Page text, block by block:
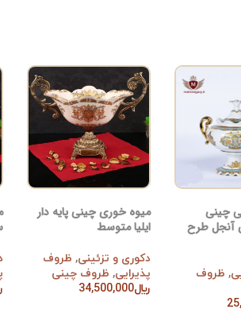
چینی
آنجل طرح
, ظروف
میوه خوری چینی پایه دار
ایلیا متوسط
دکوری و تزئینی, ظروف
پذیرایی, ظروف چینی
﷼34,500,000